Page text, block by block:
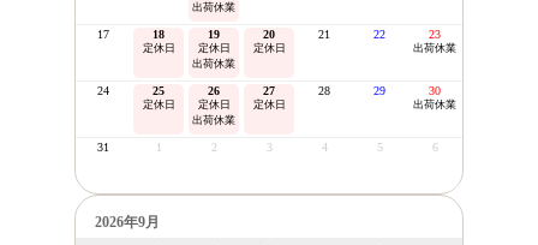
出荷休業
17 18
定休日
19
定休日
出荷休業
20
定休日
21 22 23
出荷休業
24 25
定休日
26
定休日
出荷休業
27
定休日
28 29 30
出荷休業
31 1 2 3 4 5 6
2026年9月